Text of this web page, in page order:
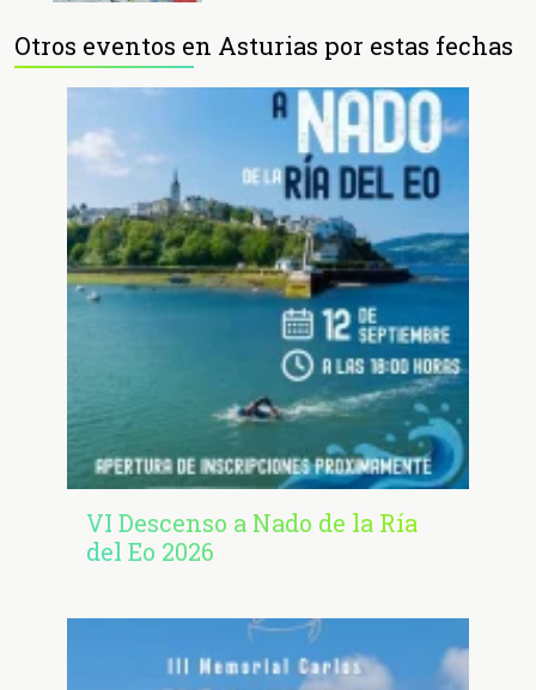
Otros eventos en Asturias por estas fechas
VI Descenso a Nado de la Ría
del Eo 2026